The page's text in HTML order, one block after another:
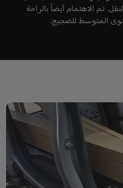
تم الاهتمام أيضاً بالراحة
المتوسط للضجيج.